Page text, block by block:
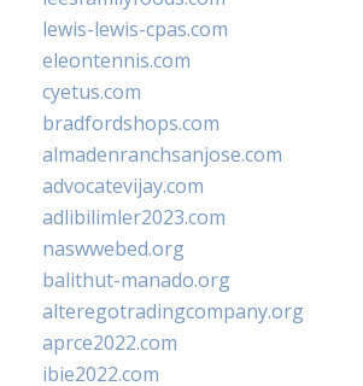
lewis-lewis-cpas.com
eleontennis.com
cyetus.com
bradfordshops.com
almadenranchsanjose.com
advocatevijay.com
adlibilimler2023.com
naswwebed.org
balithut-manado.org
alteregotradingcompany.org
aprce2022.com
ibie2022.com